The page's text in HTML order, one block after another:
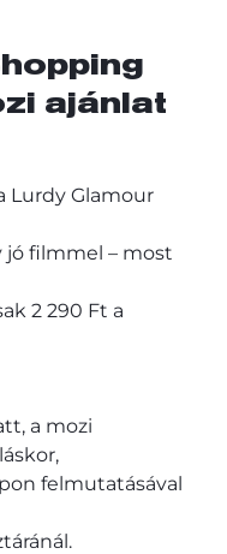
ajánlat
Lurdy Glamour
jó filmmel – most
2 290 Ft a
a mozi
felmutatásával